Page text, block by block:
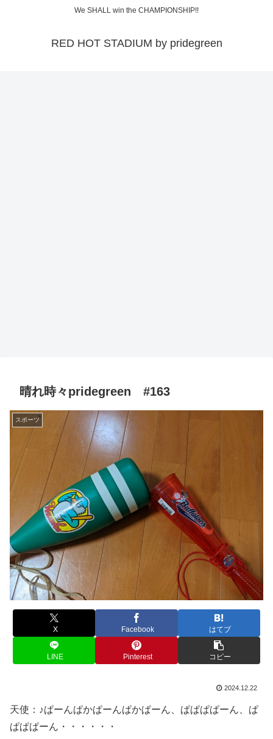
We SHALL win the CHAMPIONSHIP!!
RED HOT STADIUM by pridegreen
晴れ時々pridegreen #163
スポーツ
X Facebook はてブ
LINE Pinterest コピー
2024.12.22
天使：♪ぱーんぱかぱーんぱかぱーん、ぱぱぱぱーん、ぱ
ぱぱぱーん・・・・・・